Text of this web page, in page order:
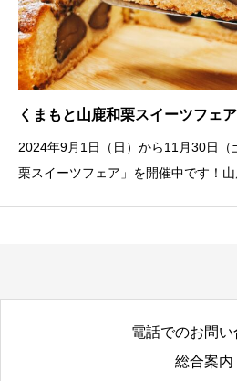
くまもと山鹿和栗スイーツフェ
2024年9月1日（日）から11月30日（
栗スイーツフェア」を開催中です！山
電話でのお問い
総合案内